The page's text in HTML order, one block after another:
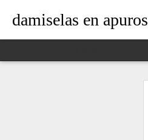
damiselas en apuros